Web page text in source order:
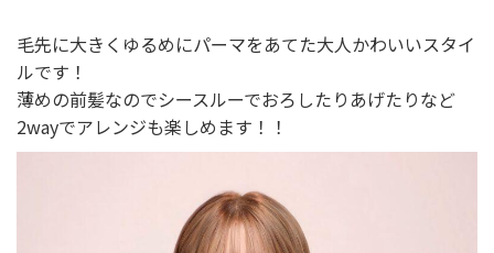
毛先に大きくゆるめにパーマをあてた大人かわいいスタイ
ルです！
薄めの前髪なのでシースルーでおろしたりあげたりなど
2wayでアレンジも楽しめます！！